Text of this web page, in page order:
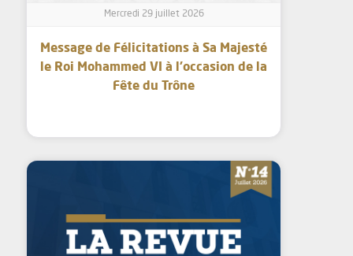
Mercredi 29 juillet 2026
Message de Félicitations à Sa Majesté
le Roi Mohammed VI à l’occasion de la
Fête du Trône